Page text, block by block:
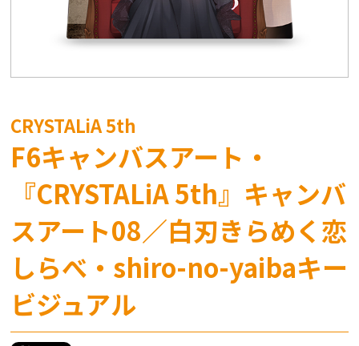
CRYSTALiA 5th
F6キャンバスアート・
『CRYSTALiA 5th』キャンバ
スアート08／白刃きらめく恋
しらべ・shiro-no-yaibaキー
ビジュアル